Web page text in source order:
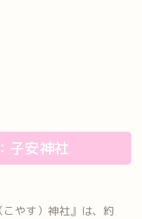
子安神社
やす）神社』は、約